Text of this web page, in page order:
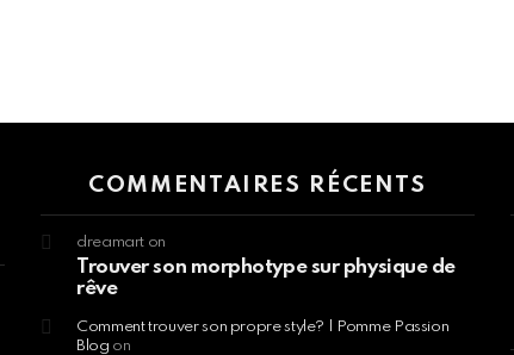
COMMENTAIRES RÉCENTS
dreamart on
Trouver son morphotype sur physique de
rêve
Comment trouver son propre style? | Pomme Passion
Blog on